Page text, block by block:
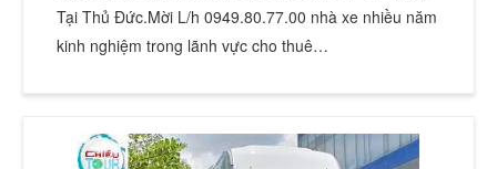
Tại Thủ Đức.Mời L/h 0949.80.77.00 nhà xe nhiều năm
kinh nghiệm trong lãnh vực cho thuê…